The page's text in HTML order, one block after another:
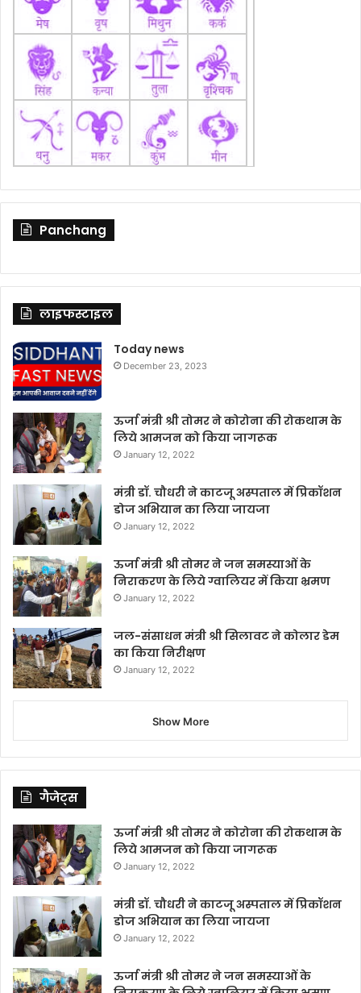
Panchang
लाइफस्टाइल
Today news
December 23, 2023
ऊर्जा मंत्री श्री तोमर ने कोरोना की रोकथाम के
लिये आमजन को किया जागरूक
January 12, 2022
मंत्री डॉ. चौधरी ने काटजू अस्पताल में प्रिकॉशन
डोज अभियान का लिया जायजा
January 12, 2022
ऊर्जा मंत्री श्री तोमर ने जन समस्याओं के
निराकरण के लिये ग्वालियर में किया भ्रमण
January 12, 2022
जल-संसाधन मंत्री श्री सिलावट ने कोलार डेम
का किया निरीक्षण
January 12, 2022
Show More
गैजेट्स
ऊर्जा मंत्री श्री तोमर ने कोरोना की रोकथाम के
लिये आमजन को किया जागरूक
January 12, 2022
मंत्री डॉ. चौधरी ने काटजू अस्पताल में प्रिकॉशन
डोज अभियान का लिया जायजा
January 12, 2022
ऊर्जा मंत्री श्री तोमर ने जन समस्याओं के